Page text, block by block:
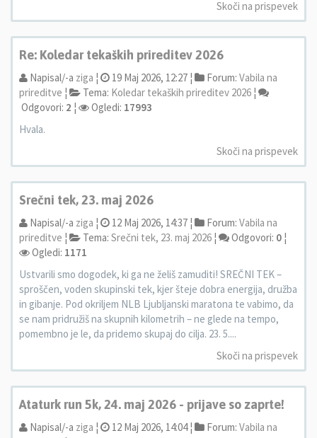
Skoči na prispevek
Re: Koledar tekaških prireditev 2026
Napisal/-a ziga ¦ 19 Maj 2026, 12:27 ¦ Forum: Vabila na
prireditve ¦ Tema: Koledar tekaških prireditev 2026 ¦
Odgovori: 2 ¦ Ogledi: 17993
Hvala.
Skoči na prispevek
Srečni tek, 23. maj 2026
Napisal/-a ziga ¦ 12 Maj 2026, 14:37 ¦ Forum: Vabila na
prireditve ¦ Tema: Srečni tek, 23. maj 2026 ¦ Odgovori: 0 ¦
Ogledi: 1171
Ustvarili smo dogodek, ki ga ne želiš zamuditi! SREČNI TEK –
sproščen, voden skupinski tek, kjer šteje dobra energija, družba
in gibanje. Pod okriljem NLB Ljubljanski maratona te vabimo, da
se nam pridružiš na skupnih kilometrih – ne glede na tempo,
pomembno je le, da pridemo skupaj do cilja. 23. 5....
Skoči na prispevek
Ataturk run 5k, 24. maj 2026 - prijave so zaprte!
Napisal/-a ziga ¦ 12 Maj 2026, 14:04 ¦ Forum: Vabila na